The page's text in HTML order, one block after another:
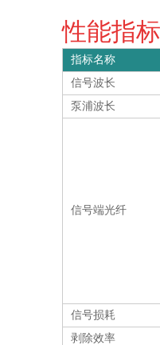
性能指
指标名称
信号波长
泵浦波长
信号端光纤
信号损耗
剥除效率